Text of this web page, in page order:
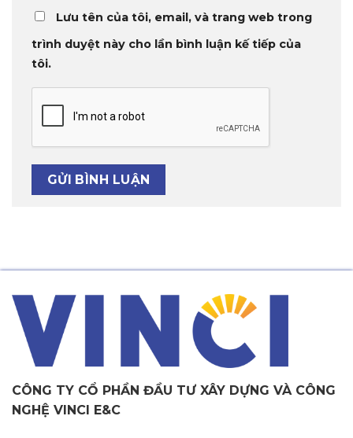
Lưu tên của tôi, email, và trang web trong
trình duyệt này cho lần bình luận kế tiếp của
tôi.
CÔNG TY CỔ PHẦN ĐẦU TƯ XÂY DỰNG VÀ CÔNG
NGHỆ VINCI E&C